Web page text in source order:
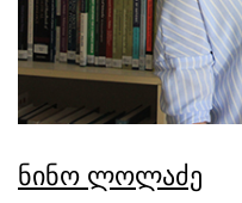
ნინო ლოლაძე